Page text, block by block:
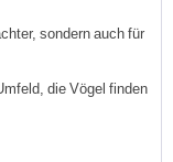
sondern auch für
die Vögel finden